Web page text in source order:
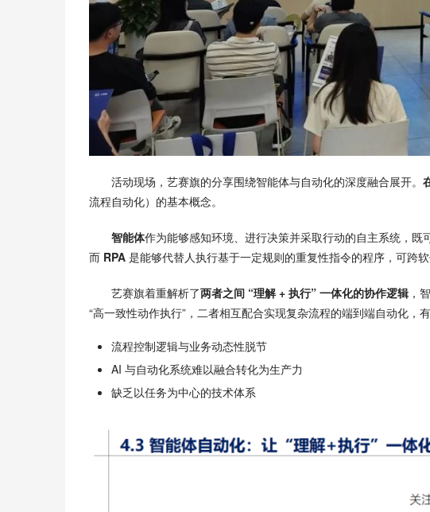
活动现场，艺赛旗的分享围绕智能体与自动化的深度融合展开。
流程自动化）的基本概念。
智能体作为能够感知环境、进行决策并采取行动的自主系统，既
而 RPA 是能够代替人执行基于一定规则的重复性指令的程序，可跨软
艺赛旗着重解析了两者之间 “理解 + 执行” 一体化的协作逻辑 ，
“高一致性动作执行”，二者相互配合实现复杂流程的端到端自动化，
流程控制逻辑与业务动态性脱节
AI 与自动化系统难以融合转化为生产力
缺乏以任务为中心的技术体系